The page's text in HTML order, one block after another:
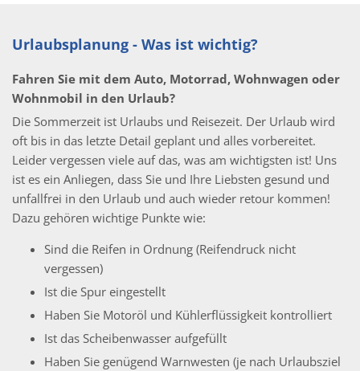
Urlaubsplanung - Was ist wichtig?
Fahren Sie mit dem Auto, Motorrad, Wohnwagen oder
Wohnmobil in den Urlaub?
Die Sommerzeit ist Urlaubs und Reisezeit. Der Urlaub wird
oft bis in das letzte Detail geplant und alles vorbereitet.
Leider vergessen viele auf das, was am wichtigsten ist! Uns
ist es ein Anliegen, dass Sie und Ihre Liebsten gesund und
unfallfrei in den Urlaub und auch wieder retour kommen!
Dazu gehören wichtige Punkte wie:
Sind die Reifen in Ordnung (Reifendruck nicht
vergessen)
Ist die Spur eingestellt
Haben Sie Motoröl und Kühlerflüssigkeit kontrolliert
Ist das Scheibenwasser aufgefüllt
Haben Sie genügend Warnwesten (je nach Urlaubsziel